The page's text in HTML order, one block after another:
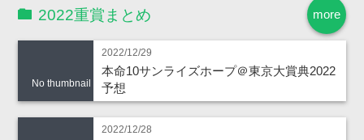
more
2022重賞まとめ
No thumbnail
2022/12/29
本命10サンライズホープ＠東京大賞典2022
予想
2022/12/28